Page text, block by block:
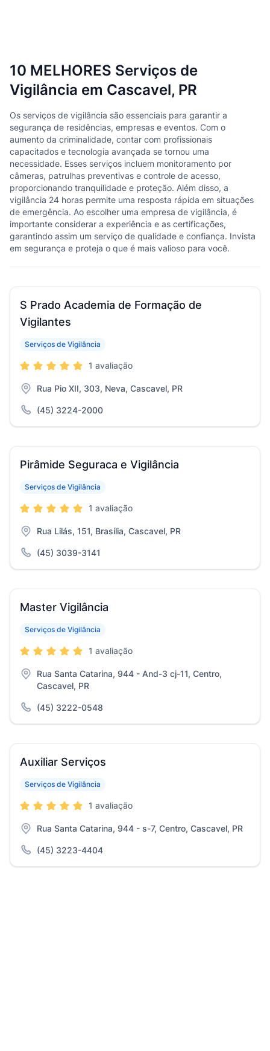
10 MELHORES Serviços de
Vigilância em Cascavel, PR
Os serviços de vigilância são essenciais para garantir a
segurança de residências, empresas e eventos. Com o
aumento da criminalidade, contar com profissionais
capacitados e tecnologia avançada se tornou uma
necessidade. Esses serviços incluem monitoramento por
câmeras, patrulhas preventivas e controle de acesso,
proporcionando tranquilidade e proteção. Além disso, a
vigilância 24 horas permite uma resposta rápida em situações
de emergência. Ao escolher uma empresa de vigilância, é
importante considerar a experiência e as certificações,
garantindo assim um serviço de qualidade e confiança. Invista
em segurança e proteja o que é mais valioso para você.
S Prado Academia de Formação de
Vigilantes
Serviços de Vigilância
1 avaliação
Rua Pio XII, 303, Neva, Cascavel, PR
(45) 3224-2000
Pirâmide Seguraca e Vigilância
Serviços de Vigilância
1 avaliação
Rua Lilás, 151, Brasília, Cascavel, PR
(45) 3039-3141
Master Vigilância
Serviços de Vigilância
1 avaliação
Rua Santa Catarina, 944 - And-3 cj-11, Centro,
Cascavel, PR
(45) 3222-0548
Auxiliar Serviços
Serviços de Vigilância
1 avaliação
Rua Santa Catarina, 944 - s-7, Centro, Cascavel, PR
(45) 3223-4404